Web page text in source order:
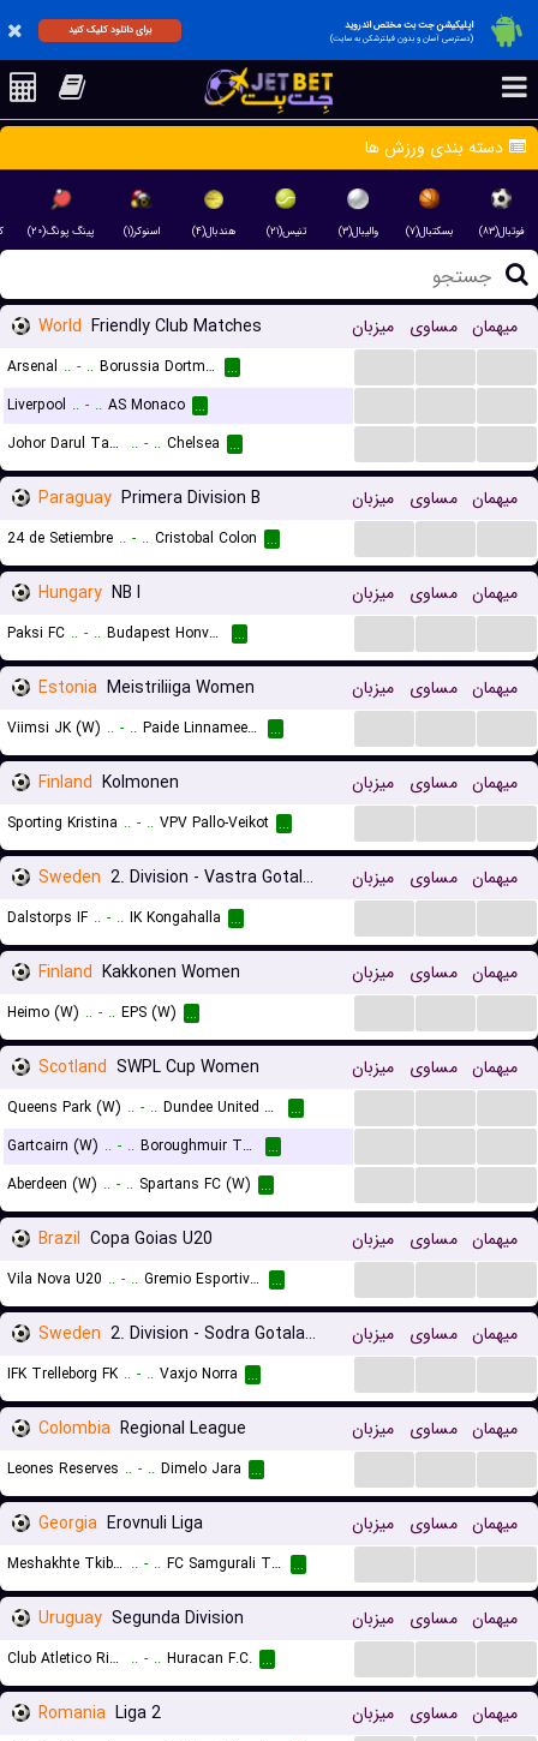
اپلیکیشن جت بت مختص اندروید
(دسترسی آسان و بدون فیلترشکن به سایت)
برای دانلود کلیک کنید
دسته بندی ورزش ها
فوتبال(۸۳) بسکتبال(۷) والیبال(۳) تنیس(۲۱) هندبال(۴) اسنوکر(۱) پینگ پونگ(۲۰)
World Friendly Club Matches میزبان مساوی میهمان
Arsenal .. - .. Borussia Dortmund ...
Liverpool .. - .. AS Monaco ...
Johor Darul Takzim FC
.. - .. Chelsea ...
Paraguay Primera Division B میزبان مساوی میهمان
24 de Setiembre .. - .. Cristobal Colon ...
Hungary NB I میزبان مساوی میهمان
Paksi FC .. - .. Budapest Honved FC ...
Estonia Meistriliiga Women میزبان مساوی میهمان
Viimsi JK (W) .. - .. Paide Linnameeskond (W) ...
Finland Kolmonen میزبان مساوی میهمان
Sporting Kristina .. - .. VPV Pallo-Veikot ...
Sweden 2. Division - Vastra Gotaland میزبان مساوی میهمان
Dalstorps IF .. - .. IK Kongahalla ...
Finland Kakkonen Women میزبان مساوی میهمان
Heimo (W) .. - .. EPS (W) ...
Scotland SWPL Cup Women میزبان مساوی میهمان
Queens Park (W) .. - .. Dundee United WFC (W) ...
Gartcairn (W) .. - .. Boroughmuir Thistle (W) ...
Aberdeen (W) .. - .. Spartans FC (W) ...
Brazil Copa Goias U20 میزبان مساوی میهمان
Vila Nova U20 .. - .. Gremio Esportivo Anapolis FC U20 ...
Sweden 2. Division - Sodra Gotaland میزبان مساوی میهمان
IFK Trelleborg FK .. - .. Vaxjo Norra ...
Colombia Regional League میزبان مساوی میهمان
Leones Reserves .. - .. Dimelo Jara ...
Georgia Erovnuli Liga میزبان مساوی میهمان
Meshakhte Tkibuli .. - .. FC Samgurali Tskaltubo ...
Uruguay Segunda Division میزبان مساوی میهمان
Club Atletico River Plate .. - .. Huracan F.C. ...
Romania Liga 2 میزبان مساوی میهمان